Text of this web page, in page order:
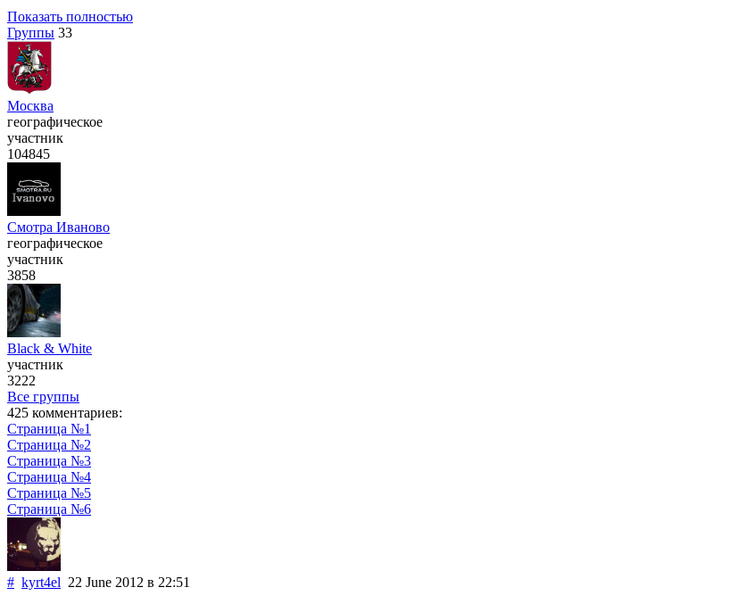
Показать полностью
Группы 33
Москва
географическое
участник
104845
Смотра Иваново
географическое
участник
3858
Black & White
участник
3222
Все группы
425 комментариев:
Страница №1
Страница №2
Страница №3
Страница №4
Страница №5
Страница №6
# kyrt4el 22 June 2012 в 22:51